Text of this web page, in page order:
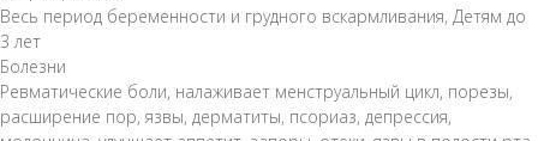
Весь период беременности и грудного вскармливания, Детям до
3 лет
Болезни
Ревматические боли, налаживает менструальный цикл, порезы,
расширение пор, язвы, дерматиты, псориаз, депрессия,